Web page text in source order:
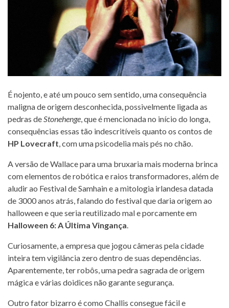
É nojento, e até um pouco sem sentido, uma consequência
maligna de origem desconhecida, possivelmente ligada as
pedras de Stonehenge , que é mencionada no início do longa,
consequências essas tão indescritíveis quanto os contos de
HP Lovecraft , com uma psicodelia mais pés no chão.
A versão de Wallace para uma bruxaria mais moderna brinca
com elementos de robótica e raios transformadores, além de
aludir ao Festival de Samhain e a mitologia irlandesa datada
de 3000 anos atrás, falando do festival que daria origem ao
halloween e que seria reutilizado mal e porcamente em
Halloween 6: A Última Vingança
Curiosamente, a empresa que jogou câmeras pela cidade
inteira tem vigilância zero dentro de suas dependências.
Aparentemente, ter robôs, uma pedra sagrada de origem
mágica e várias doidices não garante segurança.
Outro fator bizarro é como Challis consegue fácil e